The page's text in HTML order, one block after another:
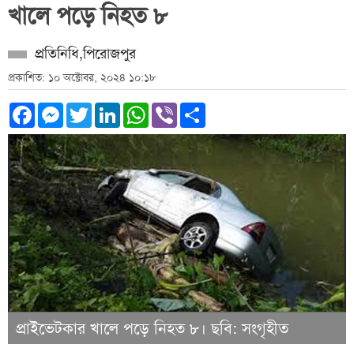
খালে পড়ে নিহত ৮
প্রতিনিধি,পিরোজপুর
প্রকাশিত: ১০ অক্টোবর, ২০২৪ ১০:১৮
Facebook
Messenger
TwitterLinkedInWhatsApp
Viber
প্রাইভেটকার খালে পড়ে নিহত ৮। ছবি: সংগৃহীত